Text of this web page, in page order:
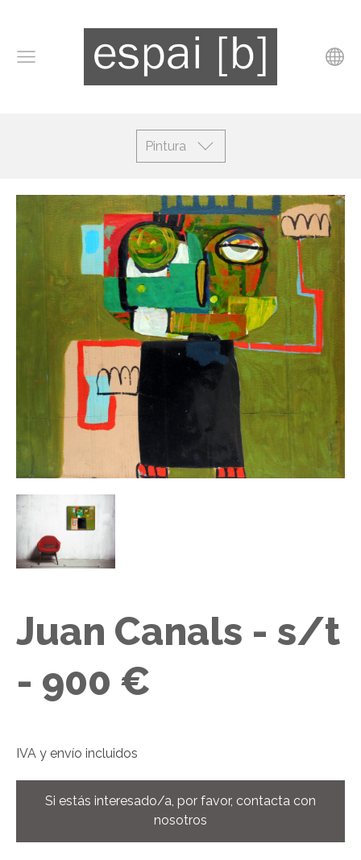
Pintura
Juan Canals - s/t
- 900 €
IVA y envío incluidos
Si estás interesado/a, por favor, contacta con
nosotros